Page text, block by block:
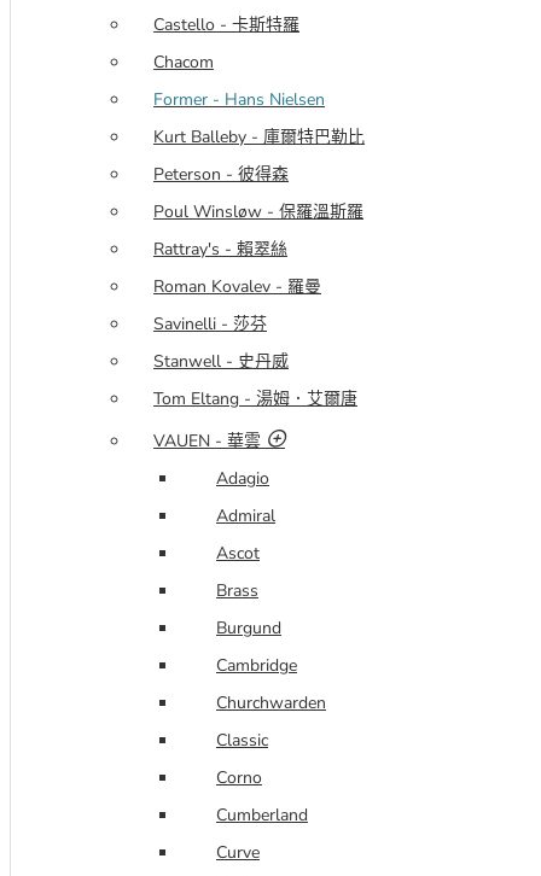
位原本在 Larsen 擔任總監的 Former 成立獨立品牌工作
室，並熱切的與 Former 合作，德國人的需求也增長了
起來。三年中，Former 已經沒有閒暇時間再去接更多
1986 年，偶然的一個機會裡，「一個商人希望我到瑞
士去，接管一間煙斗工廠 Bru Bu ，並開發出新款的煙
煙斗在1987年誕生。
子，Daniela。1997年這對夫婦決定買下工廠的機械搬
到他們現在居住的丹麥 。
Former 的每把煙斗都有著與眾不同感覺，「我會把
Former 這個品牌做到更好」「製作這些煙斗需要更多
的時間與更多的創意，不必根據產品手冊上一板一眼地
十多年來的經驗和技術完美地呈現在了他的每把作品
上，創新的設計， 每一個細節都來自他豐富的製作經
驗。他時常為自己的工作感到驕傲，「每把煙斗都是我
的用心之作。」——他說。對於煙斗工藝的經驗 與智
所有的 Former 煙斗都標識著FORMER 與 MADE IN
Castello - 卡斯特羅
Chacom
Former - Hans Nielsen
Kurt Balleby - 庫爾特巴勒比
Peterson - 彼得森
Poul Winsløw - 保羅溫斯羅
Rattray's - 賴翠絲
Roman Kovalev - 羅曼
Savinelli - 莎芬
Stanwell - 史丹威
Tom Eltang - 湯姆．艾爾唐
VAUEN - 華雲
Adagio
Admiral
Ascot
Brass
Burgund
Cambridge
Churchwarden
Classic
Corno
Cumberland
Curve